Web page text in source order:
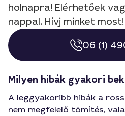
holnapra! Elérhetőek
nappal. Hívj minket most!
06 (1)
Milyen hibák gyakori
A leggyakoribb hibák a
nem megfelelő tömítés,